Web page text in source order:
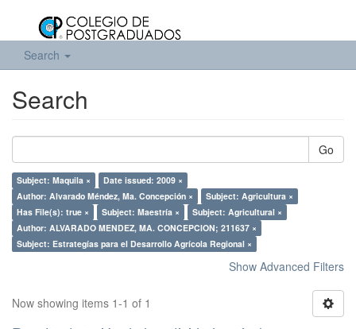
Search
Search
Go
Subject: Maquila ×
Date issued: 2009 ×
Author: Alvarado Méndez, Ma. Concepción ×
Subject: Agricultura ×
Has File(s): true ×
Subject: Maestría ×
Subject: Agricultural ×
Author: ALVARADO MENDEZ, MA. CONCEPCION; 211637 ×
Subject: Estrategías para el Desarrollo Agrícola Regional ×
Show Advanced Filters
Now showing items 1-1 of 1